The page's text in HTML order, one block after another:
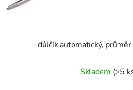
důlčík automatický,
Skladem (>5